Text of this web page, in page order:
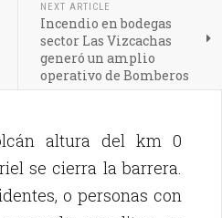
NEXT ARTICLE
Incendio en bodegas
sector Las Vizcachas
generó un amplio
operativo de Bomberos
altura del km 0
se cierra la barrera.
o personas con